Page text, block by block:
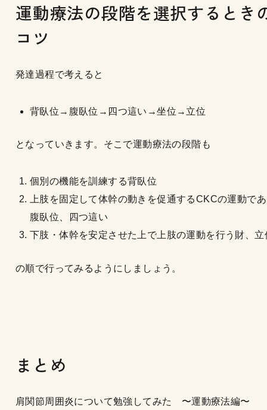
運動療法の段階を選択するとき
コツ
発達過程で考えると
背臥位→腹臥位→四つ這い→坐位→立位
となっていきます。そこで運動療法の段階も
個別の機能を訓練する背臥位
上肢を固定して体幹の動きを促通するCKCの運動で
腹臥位、四つ這い
下肢・体幹を安定させた上で上肢の運動を行う財、立
の順で行ってみるようにしましょう。
まとめ
肩関節周囲炎について勉強してみた 〜運動療法編〜